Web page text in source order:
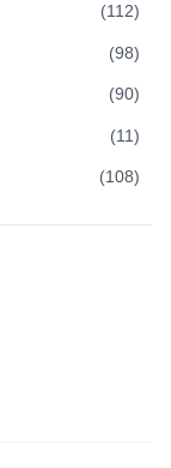
(112)
(98)
(90)
(11)
(108)